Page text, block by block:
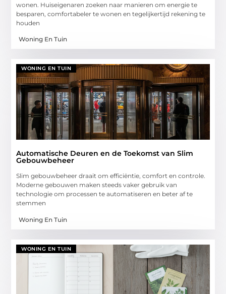
wonen. Huiseigenaren zoeken naar manieren om energie te
besparen, comfortabeler te wonen en tegelijkertijd rekening te
houden
Woning En Tuin
WONING EN TUIN
Automatische Deuren en de Toekomst van Slim
Gebouwbeheer
Slim gebouwbeheer draait om efficiëntie, comfort en controle.
Moderne gebouwen maken steeds vaker gebruik van
technologie om processen te automatiseren en beter af te
stemmen
Woning En Tuin
WONING EN TUIN